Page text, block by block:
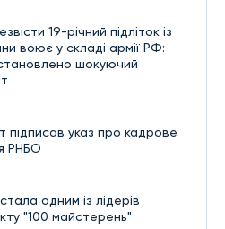
19-річний підліток із
воює у складі армії РФ:
шокуючий
підписав указ про кадрове
РНБО
одним із лідерів
"100 майстерень"